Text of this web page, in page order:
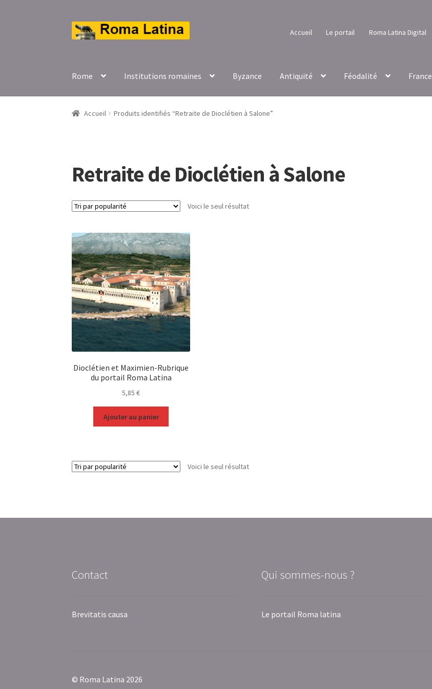
Aller
à
Aller
au
Accueil Le portail Roma Latina Digital
Rome Institutions romaines Byzance Antiquité Féodalité France
Accueil Produits identifiés “Retraite de Dioclétien à Salone”
Retraite de Dioclétien à Salone
Voici le seul résultat
Dioclétien et Maximien-Rubrique
du portail Roma Latina
5,85€
Ajouter au panier
Voici le seul résultat
Contact
Brevitatis causa
Qui sommes-nous ?
Le portail Roma latina
© Roma Latina 2026